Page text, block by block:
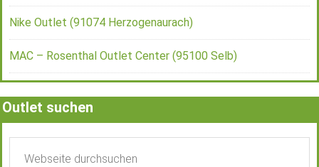
Nike Outlet (91074 Herzogenaurach)
MAC – Rosenthal Outlet Center (95100 Selb)
Outlet suchen